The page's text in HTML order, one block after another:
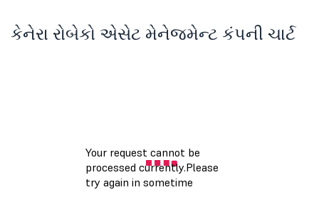
કેનેરા રોબેકો એસેટ મેનેજમેન્ટ કંપની ચાર્ટ